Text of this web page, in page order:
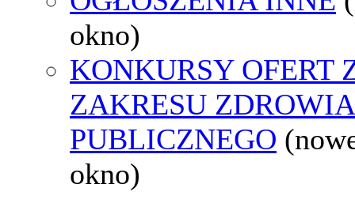
okno)
KONKURSY OFERT
ZAKRESU ZDROWIA
PUBLICZNEGO
okno)